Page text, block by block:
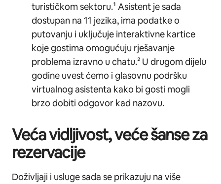
turističkom sektoru.¹ Asistent je sada
dostupan na 11 jezika, ima podatke o
putovanju i uključuje interaktivne kartice
koje gostima omogućuju rješavanje
problema izravno u chatu.² U drugom dijelu
godine uvest ćemo i glasovnu podršku
virtualnog asistenta kako bi gosti mogli
brzo dobiti odgovor kad nazovu.
Veća vidljivost, veće šanse za
rezervacije
Doživljaji i usluge sada se prikazuju na više